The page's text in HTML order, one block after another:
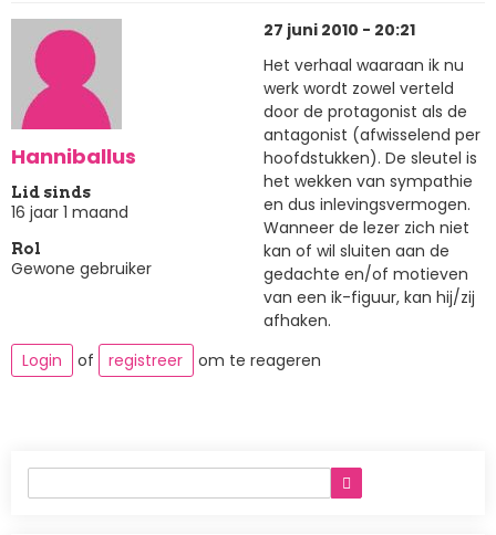
Hanniballus
Lid sinds
16 jaar 1 maand
Rol
Gewone gebruiker
27 juni 2010 - 20:21
Het verhaal waaraan ik nu
werk wordt zowel verteld
door de protagonist als de
antagonist (afwisselend per
hoofdstukken). De sleutel is
het wekken van sympathie
en dus inlevingsvermogen.
Wanneer de lezer zich niet
kan of wil sluiten aan de
gedachte en/of motieven
van een ik-figuur, kan hij/zij
afhaken.
Login
of registreer om te reageren